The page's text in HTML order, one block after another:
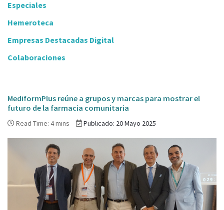
Especiales
Hemeroteca
Empresas Destacadas Digital
Colaboraciones
MediformPlus reúne a grupos y marcas para mostrar el
futuro de la farmacia comunitaria
Read Time: 4 mins Publicado: 20 Mayo 2025